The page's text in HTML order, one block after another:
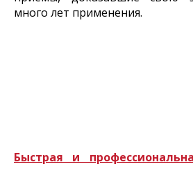
много лет применения.
Быстрая и